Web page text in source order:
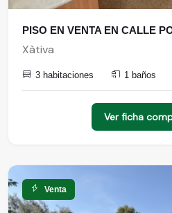
PISO EN VENTA EN CALLE
Xàtiva
3 habitaciones 1 baños
Ver ficha
Venta